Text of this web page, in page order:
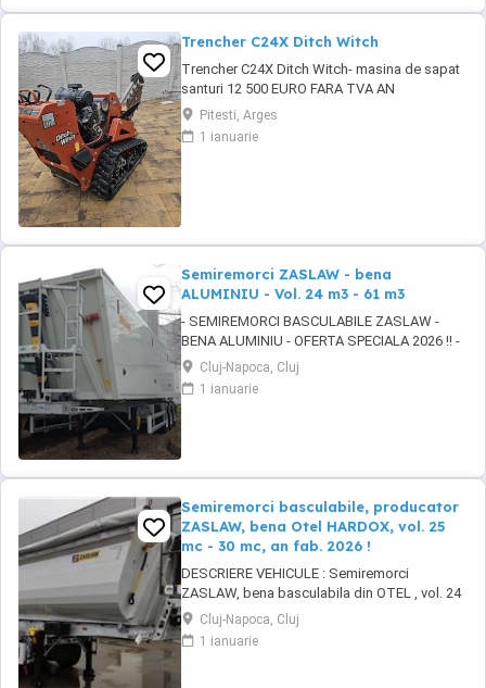
Trencher C24X Ditch Witch
Trencher C24X Ditch Witch- masina de sapat
santuri 12 500 EURO FARA TVA AN
FABRICATIE 2017 ORE FUNCTIONARE 122h
ADANCIME DE SAPAT 0,9m, POATE FI
MONTAT LANT SI DE 1,2m COMBUSTIBIL
Pitesti, Arges
1 ianuarie
Semiremorci ZASLAW - bena
ALUMINIU - Vol. 24 m3 - 61 m3
- SEMIREMORCI BASCULABILE ZASLAW -
BENA ALUMINIU - OFERTA SPECIALA 2026 !! -
VEHICULE NOI - ( pe stoc SAU în fabricație
ZASLAW - cu termen SCURT de livrare )
DESCRIERE VEHICULE : - Semiremorci
Cluj-Napoca, Cluj
1 ianuarie
Semiremorci basculabile, producator
ZASLAW, bena Otel HARDOX, vol. 25
mc - 30 mc, an fab. 2026 !
DESCRIERE VEHICULE : Semiremorci
ZASLAW, bena basculabila din OTEL , vol. 24
mc - 30 mc, (stoc nou 2026 sau in fabricatie
ZASLAW) . DETALII: - Semiremorci
basculabile pe 3 axe, bena constructie din
Cluj-Napoca, Cluj
1 ianuarie